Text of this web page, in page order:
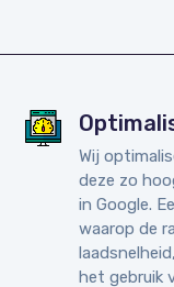
Wij
deze zo
in Google.
waarop de
het gebruik